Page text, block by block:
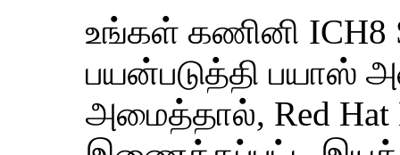
உங்கள் கணினி ICH8
பயன்படுத்தி பயாஸ்
அமைத்தால், Red Hat